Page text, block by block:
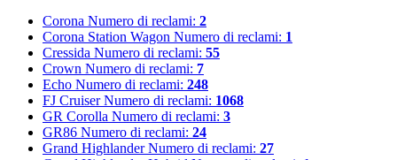
Corona Numero di reclami: 2
Corona Station Wagon Numero di reclami: 1
Cressida Numero di reclami: 55
Crown Numero di reclami: 7
Echo Numero di reclami: 248
FJ Cruiser Numero di reclami: 1068
GR Corolla Numero di reclami: 3
GR86 Numero di reclami: 24
Grand Highlander Numero di reclami: 27